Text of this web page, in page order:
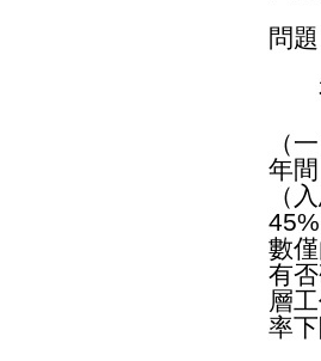
問題
有
（
年
（
數
有
層
率